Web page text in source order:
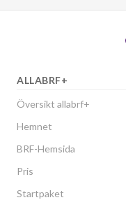
ALLABRF+
Översikt allabrf+
Hemnet
BRF-Hemsida
Pris
Startpaket